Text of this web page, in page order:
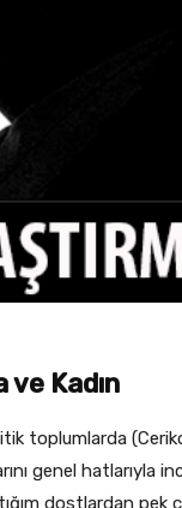
ve Kadın
toplumlarda
genel hatlarıyla
dostlardan